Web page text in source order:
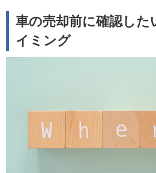
車の売却前に確認した
イミング